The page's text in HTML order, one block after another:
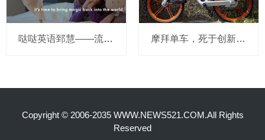
哒哒英语郅慧——流量这杯毒酒，你还喝吗？ 摩拜单车，死于创新的一百万种方式
Copyright © 2006-2035 WWW.NEWS521.COM.All Rights
Reserved